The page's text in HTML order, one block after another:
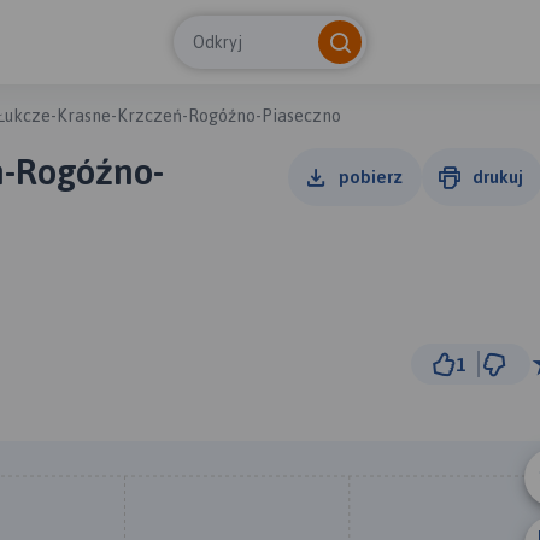
Odkryj
Krasne-Krzczeń-Rogóźno-Piaseczno
Rogóźno-
pobierz drukuj
1
2 km